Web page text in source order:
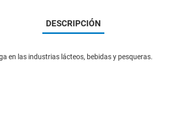
DESCRIPCIÓN
en las industrias lácteos, bebidas y pesqueras.